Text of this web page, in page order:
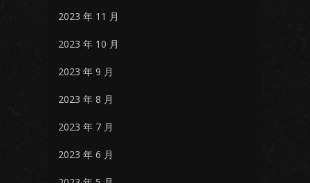
2023 年 11 月
2023 年 10 月
2023 年 9 月
2023 年 8 月
2023 年 7 月
2023 年 6 月